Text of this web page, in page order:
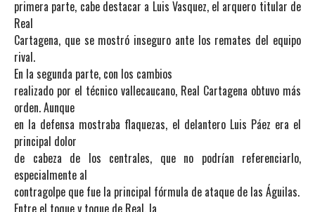
primera parte, cabe destacar a Luis Vasquez, el arquero titular de
Real
Cartagena, que se mostró inseguro ante los remates del equipo
rival.
En la segunda parte, con los cambios
realizado por el técnico vallecaucano, Real Cartagena obtuvo más
orden. Aunque
en la defensa mostraba flaquezas, el delantero Luis Páez era el
principal dolor
de cabeza de los centrales, que no podrían referenciarlo,
especialmente al
contragolpe que fue la principal fórmula de ataque de las Águilas.
Entre el toque y toque de Real, la